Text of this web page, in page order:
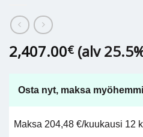
2,407.00€ (alv
Osta nyt, maksa
Maksa 204,48 €/kuukausi 12